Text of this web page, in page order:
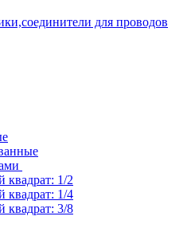
для проводов
квадрат: 1/2
квадрат: 1/4
квадрат: 3/8